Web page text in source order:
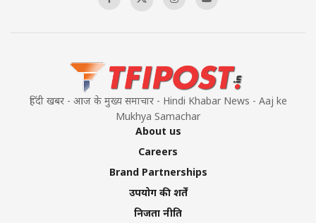
हिंदी खबर - आज के मुख्य समाचार - Hindi Khabar News - Aaj ke
Mukhya Samachar
About us
Careers
Brand Partnerships
उपयोग की शर्तें
निजता नीति